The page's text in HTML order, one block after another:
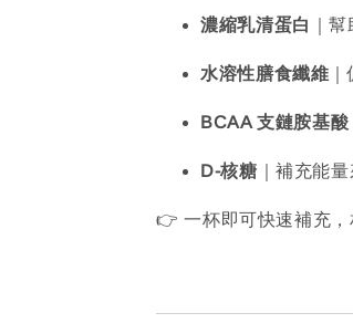
濃縮乳清蛋白 ｜
水溶性膳食纖維
BCAA 支鏈胺基酸
D-核糖 ｜補充能
👉 一杯即可快速補充